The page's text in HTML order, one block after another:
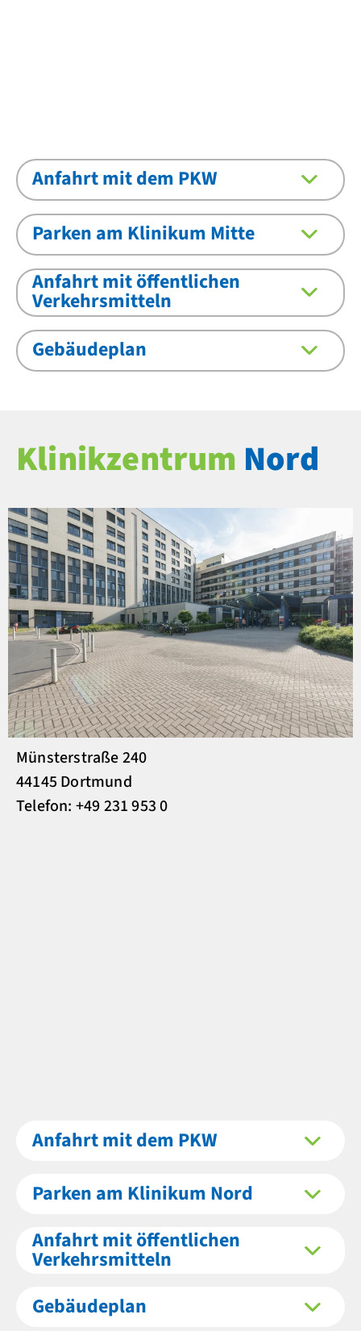
Anfahrt mit dem PKW
Parken am Klinikum Mitte
Anfahrt mit öffentlichen
Verkehrsmitteln
Gebäudeplan
Klinikzentrum Nord
Münsterstraße 240
44145 Dortmund
Telefon: +49 231 953 0
Anfahrt mit dem PKW
Parken am Klinikum Nord
Anfahrt mit öffentlichen
Verkehrsmitteln
Gebäudeplan